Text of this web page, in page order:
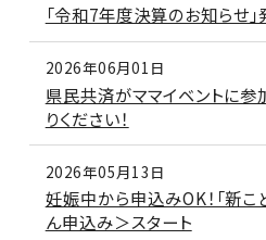
「令和7年度決算のお知らせ
2026年06月01日
県民共済がママイベントに参
りください！
2026年05月13日
妊娠中から申込みOK！「新
ん申込み＞スタート